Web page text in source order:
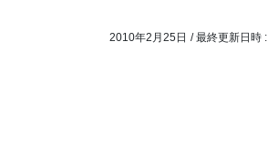
2010年2月25日 / 最終更新日時 :